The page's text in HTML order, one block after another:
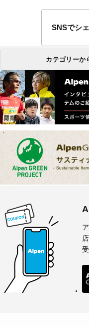
SNSでシ
カテゴリーか